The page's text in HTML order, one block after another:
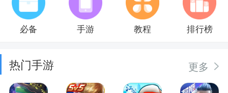
必备 手游 教程 排行榜
热门手游 更多